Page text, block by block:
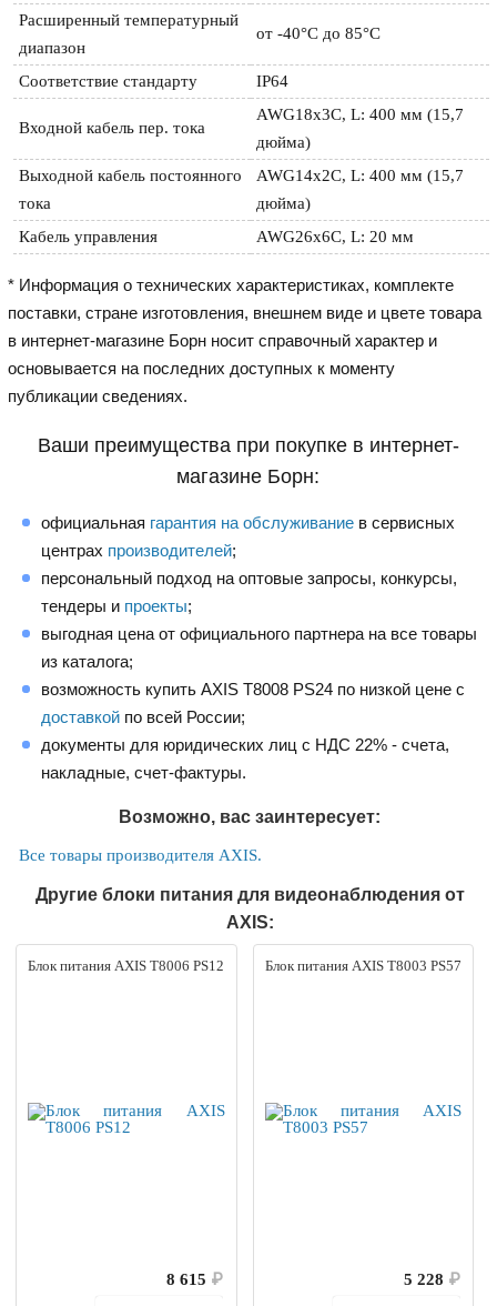
Расширенный температурный
диапазон
от -40°C до 85°C
Соответствие стандарту IP64
Входной кабель пер. тока
AWG18x3C, L: 400 мм (15,7
дюйма)
Выходной кабель постоянного
тока
AWG14x2C, L: 400 мм (15,7
дюйма)
Кабель управления
AWG26x6C, L: 20 мм
* Информация о технических характеристиках, комплекте
поставки, стране изготовления, внешнем виде и цвете товара
в интернет-магазине Борн носит справочный характер и
основывается на последних доступных к моменту
публикации сведениях.
Ваши преимущества при покупке в интернет-
магазине Борн:
официальная гарантия на обслуживание в сервисных
центрах производителей;
персональный подход на оптовые запросы, конкурсы,
тендеры и проекты;
выгодная цена от официального партнера на все товары
из каталога;
возможность купить AXIS T8008 PS24 по низкой цене с
доставкой по всей России;
документы для юридических лиц с НДС 22% - счета,
накладные, счет-фактуры.
Возможно, вас заинтересует:
Все товары производителя AXIS.
Другие блоки питания для видеонаблюдения от
AXIS:
Блок питания AXIS T8006 PS12
8 615 ₽
Блок питания AXIS T8003 PS57
5 228 ₽